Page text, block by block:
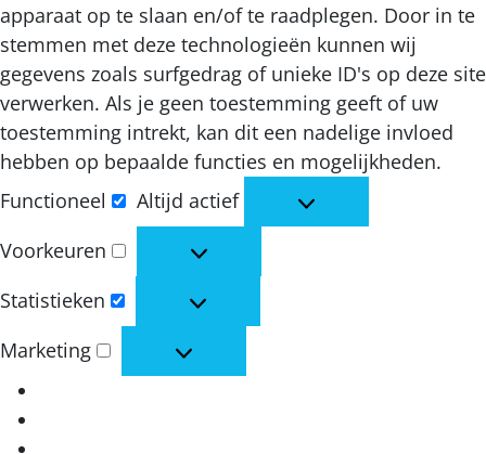
apparaat op te slaan en/of te raadplegen. Door in te
stemmen met deze technologieën kunnen wij
gegevens zoals surfgedrag of unieke ID's op deze site
verwerken. Als je geen toestemming geeft of uw
toestemming intrekt, kan dit een nadelige invloed
hebben op bepaalde functies en mogelijkheden.
Functioneel
Functioneel
Altijd actief
Voorkeuren
Voorkeuren
Statistieken
Statistieken
Marketing
Marketing